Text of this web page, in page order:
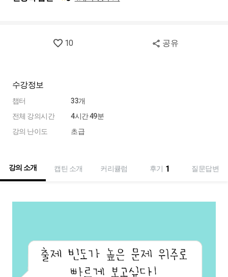
10 공유
수강정보
챕터
전체 강의시간
강의 난이도
33개
4시간 49분
초급
강의 소개 캡틴 소개 커리큘럼 후기 1 질문답변